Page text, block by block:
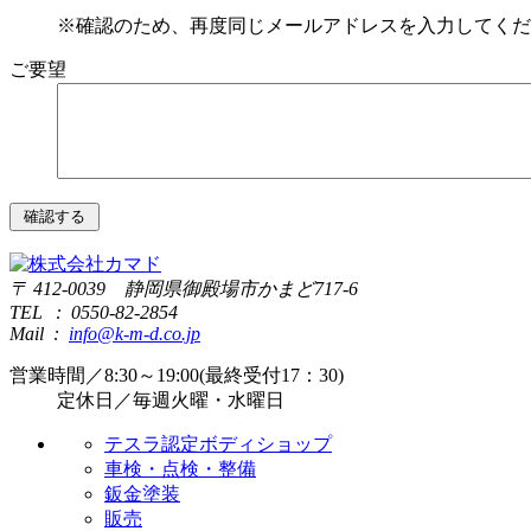
※確認のため、再度同じメールアドレスを入力してく
ご要望
〒 412-0039 静岡県御殿場市かまど717-6
TEL : 0550-82-2854
Mail : info@k-m-d.co.jp
営業時間／8:30～19:00(最終受付17：30)
定休日／毎週火曜・水曜日
テスラ認定ボディショップ
車検・点検・整備
鈑金塗装
販売